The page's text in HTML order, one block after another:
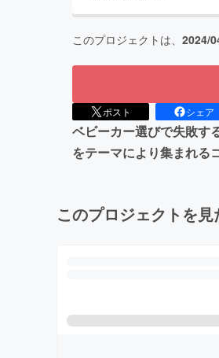
このプロジェクトは、 2024/
ポスト シェア
ベビーカー選びで失敗す
をテーマにより集まれる
このプロジェクトを